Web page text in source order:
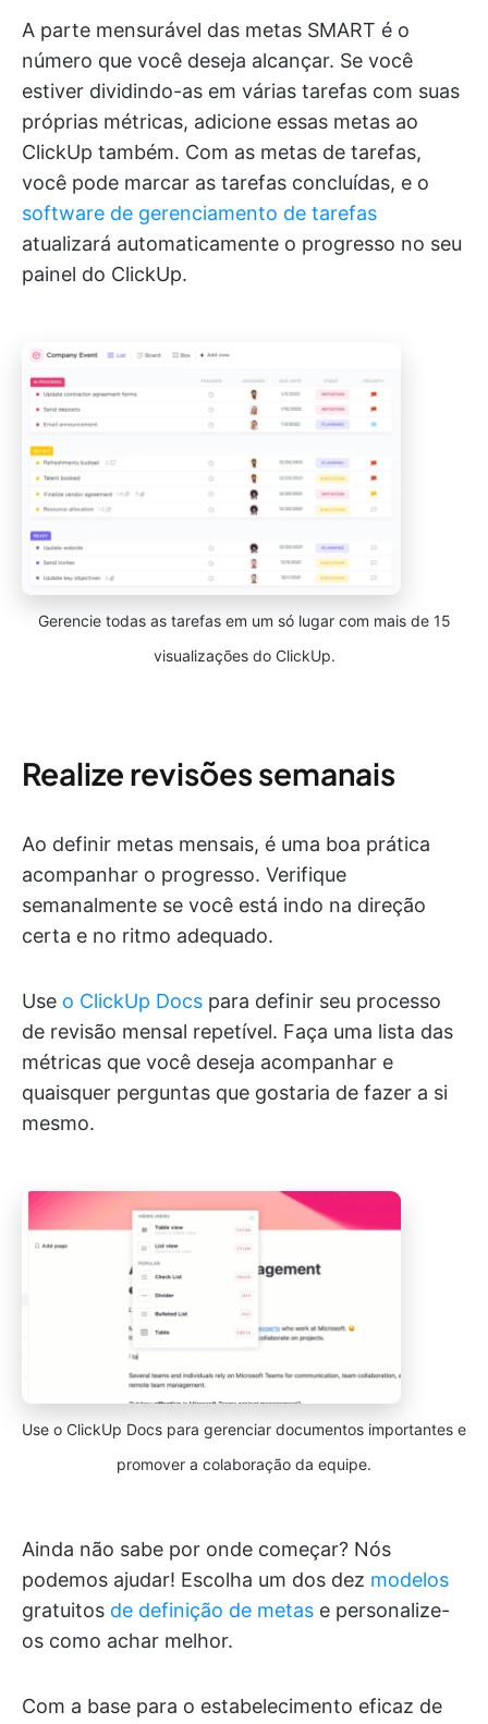
A parte mensurável das metas SMART é o
número que você deseja alcançar. Se você
estiver dividindo-as em várias tarefas com suas
próprias métricas, adicione essas metas ao
ClickUp também. Com as metas de tarefas,
você pode marcar as tarefas concluídas, e o
software de gerenciamento de tarefas
atualizará automaticamente o progresso no seu
painel do ClickUp.
Gerencie todas as tarefas em um só lugar com mais de 15
visualizações do ClickUp.
Realize revisões semanais
Ao definir metas mensais, é uma boa prática
acompanhar o progresso. Verifique
semanalmente se você está indo na direção
certa e no ritmo adequado.
Use o ClickUp Docs para definir seu processo
de revisão mensal repetível. Faça uma lista das
métricas que você deseja acompanhar e
quaisquer perguntas que gostaria de fazer a si
mesmo.
Use o ClickUp Docs para gerenciar documentos importantes e
promover a colaboração da equipe.
Ainda não sabe por onde começar? Nós
podemos ajudar! Escolha um dos dez modelos
gratuitos de definição de metas e personalize-
os como achar melhor.
Com a base para o estabelecimento eficaz de